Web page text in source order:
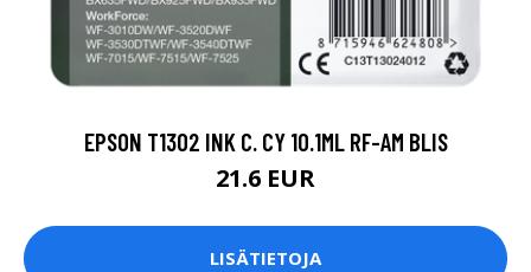
EPSON T1302 INK C. CY 10.1ML RF-AM BLIS
21.6 EUR
LISÄTIETOJA